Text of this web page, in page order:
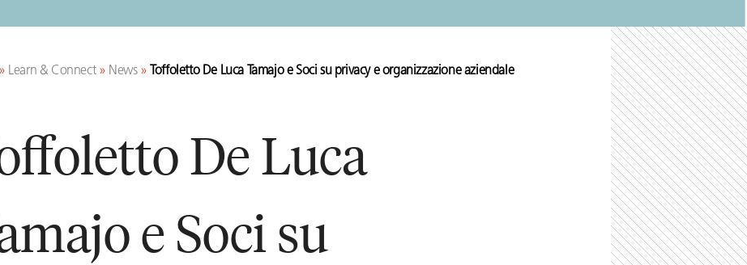
Learn & Connect» News» Toffoletto De Luca Tamajo e Soci su privacy e organizzazione aziendale
De Luca
e Soci su